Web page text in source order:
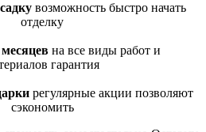
возможность быстро начать
отделку
на все виды работ и
гарантия
регулярные акции позволяют
сэкономить